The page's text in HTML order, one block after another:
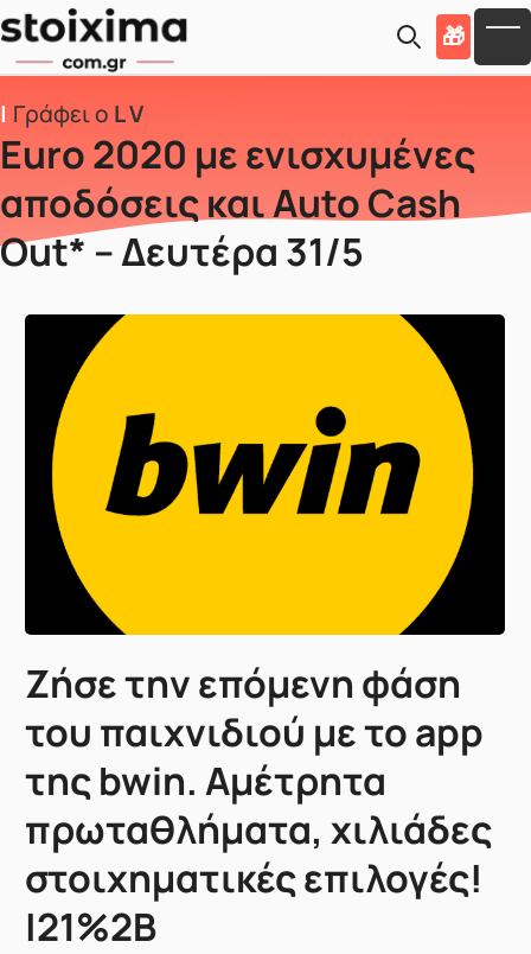
Skip to main content
🎁
Γράφει ο L V
Euro 2020 με ενισχυμένες
αποδόσεις και Auto Cash
Out* – Δευτέρα 31/5
Ζήσε την επόμενη φάση
του παιχνιδιού με το app
της bwin. Αμέτρητα
πρωταθλήματα, χιλιάδες
στοιχηματικές επιλογές!
|21%2B